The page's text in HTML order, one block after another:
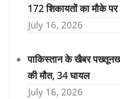
172 शिकायतों का मौके पर
July 16, 2026
पाकिस्तान के खैबर
की मौत, 34 घायल
July 16, 2026